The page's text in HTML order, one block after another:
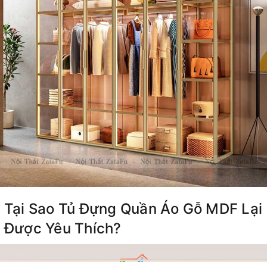
Tại Sao Tủ Đựng Quần Áo Gỗ MDF Lại
Được Yêu Thích?